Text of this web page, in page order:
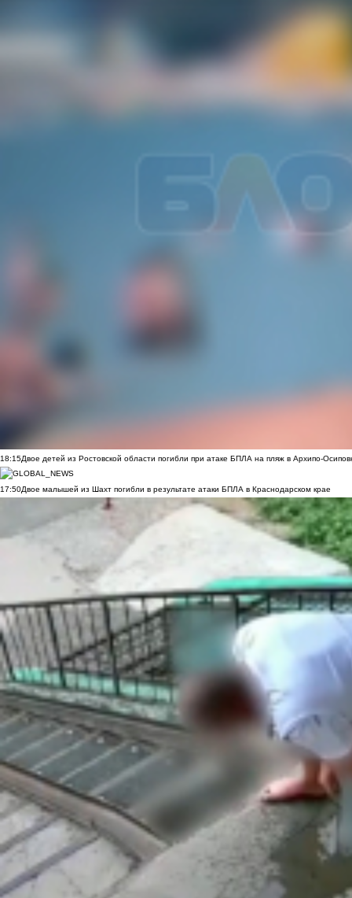
18:15Двое детей из Ростовской области погибли при атаке БПЛА на пляж в Архипо-
17:50Двое малышей из Шахт погибли в результате атаки БПЛА в Краснодарском крае